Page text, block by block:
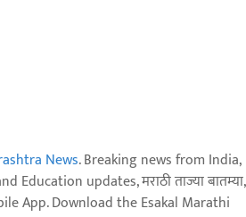
News. Breaking news from India,
updates, मराठी ताज्या बातम्या,
App. Download the Esakal Marathi